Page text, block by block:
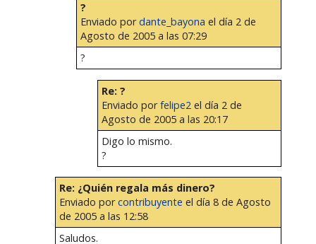
?
Enviado pordante_bayona el día 2 de
Agosto de 2005 a las 07:29
?
Re: ?
Enviado porfelipe2 el día 2 de
Agosto de 2005 a las 20:17
Digo lo mismo.
?
Re: ¿Quién regala más dinero?
Enviado porcontribuyente el día 8 de Agosto
de 2005 a las 12:58
Saludos.